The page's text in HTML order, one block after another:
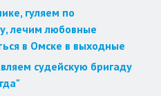
гуляем по
лечим любовные
в Омске в выходные
судейскую бригаду